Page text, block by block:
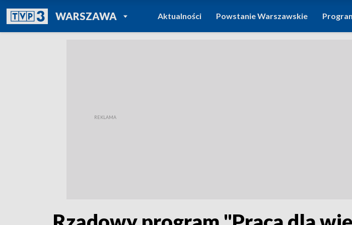
WARSZAWAPOWRÓT DO
TVP REGIONY
Aktualności Powstanie Warszawskie